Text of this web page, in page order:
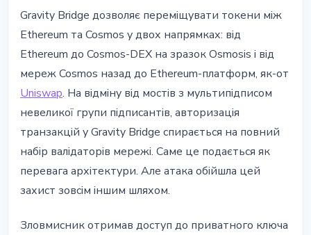
Gravity Bridge дозволяє переміщувати токени між
Ethereum та Cosmos у двох напрямках: від
Ethereum до Cosmos-DEX на зразок Osmosis і від
мереж Cosmos назад до Ethereum-платформ, як-от
Uniswap. На відміну від мостів з мультипідписом
невеликої групи підписантів, авторизація
транзакцій у Gravity Bridge спирається на повний
набір валідаторів мережі. Саме це подається як
перевага архітектури. Але атака обійшла цей
захист зовсім іншим шляхом.
Зловмисник отримав доступ до приватного ключа